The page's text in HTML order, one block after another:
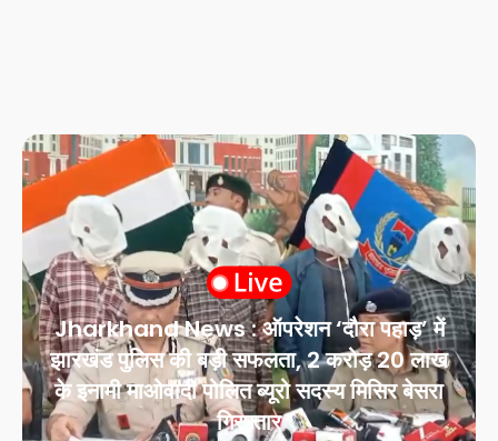
Jharkhand News : ऑपरेशन ‘दौरा पहाड़’ में
झारखंड पुलिस की बड़ी सफलता, 2 करोड़ 20 लाख
के इनामी माओवादी पोलित ब्यूरो सदस्य मिसिर बेसरा
गिरफ्तार